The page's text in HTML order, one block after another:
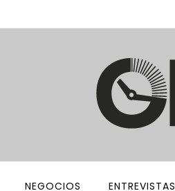
NEGOCIOS ENTREVISTAS